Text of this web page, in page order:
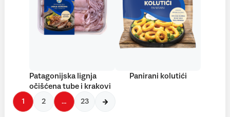
Patagonijska lignja
očišćena tube i krakovi
Panirani kolutići
1 2 … 23